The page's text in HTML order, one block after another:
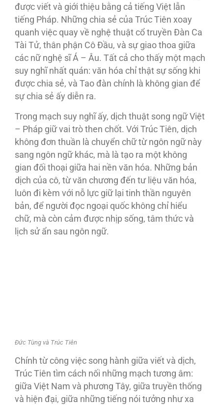
được viết và giới thiệu bằng cả tiếng Việt lẫn
tiếng Pháp. Những chia sẻ của Trúc Tiên xoay
quanh việc quay về nghệ thuật cổ truyền Đàn Ca
Tài Tử, thân phận Cô Đầu, và sự giao thoa giữa
các nữ nghệ sĩ Á – Âu. Tất cả cho thấy một mạch
suy nghĩ nhất quán: văn hóa chỉ thật sự sống khi
được chia sẻ, và Tao đàn chính là không gian để
sự chia sẻ ấy diễn ra.
Trong mạch suy nghĩ ấy, dịch thuật song ngữ Việt
– Pháp giữ vai trò then chốt. Với Trúc Tiên, dịch
không đơn thuần là chuyển chữ từ ngôn ngữ này
sang ngôn ngữ khác, mà là tạo ra một không
gian đối thoại giữa hai nền văn hóa. Những bản
dịch của cô, từ văn chương đến tư liệu văn hóa,
luôn đi kèm với nỗ lực giữ lại tinh thần nguyên
bản, để người đọc ngoại quốc không chỉ hiểu
chữ, mà còn cảm được nhịp sống, tâm thức và
lịch sử ẩn sau ngôn ngữ.
Đức Tùng và Trúc Tiên
Chính từ công việc song hành giữa viết và dịch,
Trúc Tiên tìm cách nối những mạch tương âm:
giữa Việt Nam và phương Tây, giữa truyền thống
và hiện đại, giữa những tiếng nói tưởng như xa